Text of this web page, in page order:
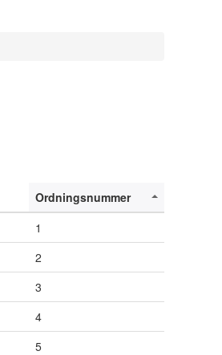
Ordningsnummer
1
2
3
4
5